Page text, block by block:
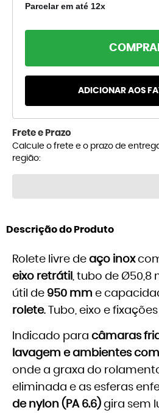
Parcelar em até 12x
ADICIONAR AOS
Frete e Prazo
Calcule o frete e o prazo de
região:
Descrição do Produto
Rolete livre de aço inox
eixo retrátil , tubo de Ø50,8
útil de 950 mm e
rolete. Tubo, eixo e
Indicado para câmaras
lavagem e ambientes
onde a graxa do
eliminada e as esferas
de nylon (PA 6.6) gira sem